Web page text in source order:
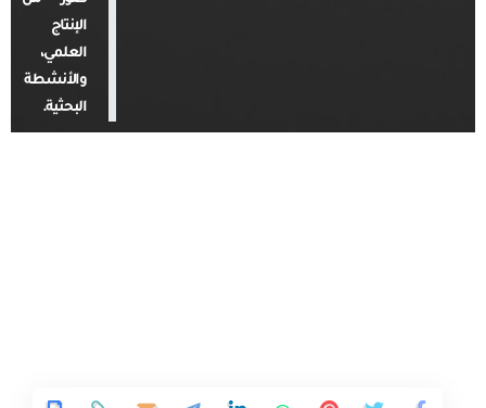
الإنتاج
العلمي،
والأنشطة
البحثية.